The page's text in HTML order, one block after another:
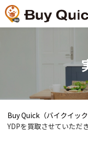
Buy Quick（バイクイック
YDPを買取させていただ